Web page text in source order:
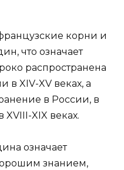
корни и
что означает
распространена
XIV-XV веках, а
в России, в
XIX веках.
означает
знанием,